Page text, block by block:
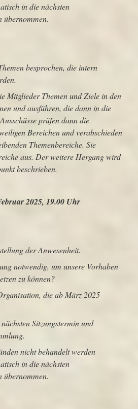
in die nächsten
übernommen.
besprochen, die intern
Mitglieder Themen und Ziele in den
und ausführen, die dann in die
prüfen dann die
Bereichen und verabschieden
Themenbereiche. Sie
aus. Der weitere Hergang wird
beschrieben.
2025, 19.00 Uhr
der Anwesenheit.
notwendig, um unsere Vorhaben
zu können?
die ab März 2025
Sitzungstermin und
nicht behandelt werden
in die nächsten
übernommen.